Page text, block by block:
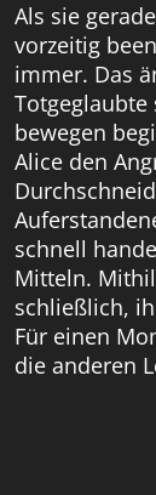
Als sie
vorzeitig
immer. Das
bewegen
Alice den
schnell
Mitteln.
schließlich,
Für einen
die anderen